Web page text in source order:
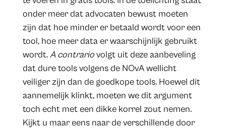
onder meer dat advocaten bewust moeten
zijn dat hoe minder er betaald wordt voor een
tool, hoe meer data er waarschijnlijk gebruikt
wordt.A contrariovolgt uit deze aanbeveling
dat dure tools volgens de NOvA wellicht
veiliger zijn dan de goedkope tools. Hoewel dit
aannemelijk klinkt, moeten we dit argument
toch echt met een dikke korrel zout nemen.
Kijkt u maar eens naar de verschillende door